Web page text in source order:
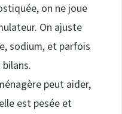
on ne joue
On ajuste
sodium, et parfois
peut aider,
est pesée et